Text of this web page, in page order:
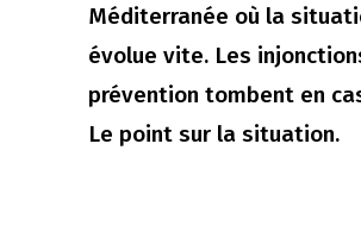
Méditerranée où la
évolue vite. Les
prévention tombent en
Le point sur la situation.